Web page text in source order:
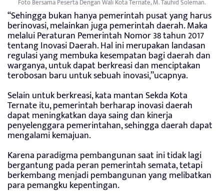
Foto Bersama Peserta Dengan Wali Kota Ternate, M. Tauhid Soleman.
“Sehingga bukan hanya pemerintah pusat yang harus
berinovasi, melainkan juga pemerintah daerah. Maka
melalui Peraturan Pemerintah Nomor 38 tahun 2017
tentang Inovasi Daerah. Hal ini merupakan landasan
regulasi yang membuka kesempatan bagi daerah dan
warganya, untuk dapat berkreasi dan menciptakan
terobosan baru untuk sebuah inovasi,”ucapnya.
Selain untuk berkreasi, kata mantan Sekda Kota
Ternate itu, pemerintah berharap inovasi daerah
dapat meningkatkan daya saing dan kinerja
penyelenggara pemerintahan, sehingga daerah dapat
mengalami kemajuan.
Karena paradigma pembangunan saat ini tidak lagi
bergantung pada peran pemerintah semata, tetapi
berkembang menjadi pembangunan yang melibatkan
para pemangku kepentingan.